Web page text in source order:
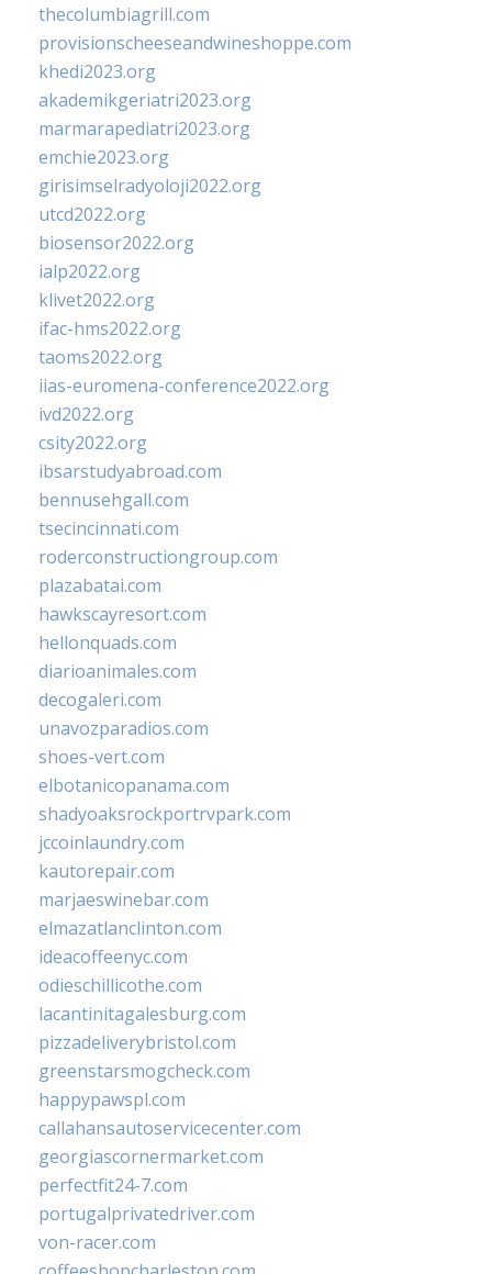
thecolumbiagrill.com
provisionscheeseandwineshoppe.com
khedi2023.org
akademikgeriatri2023.org
marmarapediatri2023.org
emchie2023.org
girisimselradyoloji2022.org
utcd2022.org
biosensor2022.org
ialp2022.org
klivet2022.org
ifac-hms2022.org
taoms2022.org
iias-euromena-conference2022.org
ivd2022.org
csity2022.org
ibsarstudyabroad.com
bennusehgall.com
tsecincinnati.com
roderconstructiongroup.com
plazabatai.com
hawkscayresort.com
hellonquads.com
diarioanimales.com
decogaleri.com
unavozparadios.com
shoes-vert.com
elbotanicopanama.com
shadyoaksrockportrvpark.com
jccoinlaundry.com
kautorepair.com
marjaeswinebar.com
elmazatlanclinton.com
ideacoffeenyc.com
odieschillicothe.com
lacantinitagalesburg.com
pizzadeliverybristol.com
greenstarsmogcheck.com
happypawspl.com
callahansautoservicecenter.com
georgiascornermarket.com
perfectfit24-7.com
portugalprivatedriver.com
von-racer.com